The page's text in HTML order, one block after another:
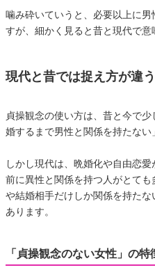
噛み砕いていうと、必要以上に
すが、細かく見ると昔と現代で意
現代と昔では捉え方が違
貞操観念の使い方は、昔と今で
婚するまで男性と関係を持たない
しかし現代は、晩婚化や自由恋
前に異性と関係を持つ人がとて
や結婚相手だけしか関係を持た
あります。
「貞操観念のない女性」の特